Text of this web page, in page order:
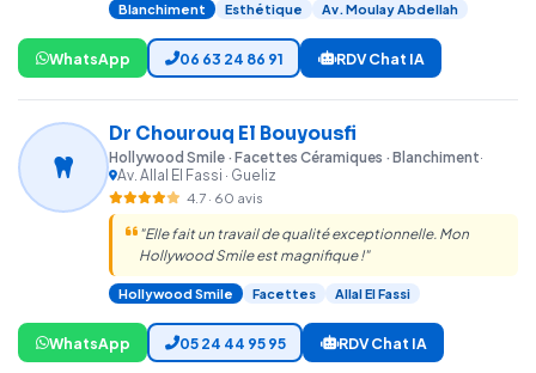
Blanchiment Esthétique Av. Moulay Abdellah
WhatsApp 06 63 24 86 91 RDV Chat IA
Dr Chourouq El Bouyousfi
Hollywood Smile · Facettes Céramiques · Blanchiment·
Av. Allal El Fassi · Gueliz
4.7 · 60 avis
"Elle fait un travail de qualité exceptionnelle. Mon
Hollywood Smile est magnifique !"
Hollywood Smile Facettes Allal El Fassi
WhatsApp 05 24 44 95 95 RDV Chat IA